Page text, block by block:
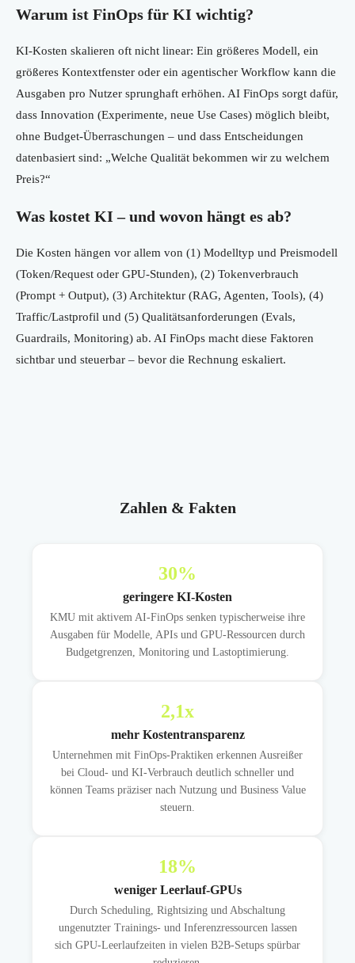
Warum ist FinOps für KI wichtig?
KI-Kosten skalieren oft nicht linear: Ein größeres Modell, ein
größeres Kontextfenster oder ein agentischer Workflow kann die
Ausgaben pro Nutzer sprunghaft erhöhen. AI FinOps sorgt dafür,
dass Innovation (Experimente, neue Use Cases) möglich bleibt,
ohne Budget-Überraschungen – und dass Entscheidungen
datenbasiert sind: „Welche Qualität bekommen wir zu welchem
Preis?“
Was kostet KI – und wovon hängt es ab?
Die Kosten hängen vor allem von (1) Modelltyp und Preismodell
(Token/Request oder GPU-Stunden), (2) Tokenverbrauch
(Prompt + Output), (3) Architektur (RAG, Agenten, Tools), (4)
Traffic/Lastprofil und (5) Qualitätsanforderungen (Evals,
Guardrails, Monitoring) ab. AI FinOps macht diese Faktoren
sichtbar und steuerbar – bevor die Rechnung eskaliert.
Zahlen & Fakten
30%
geringere KI-Kosten
KMU mit aktivem AI-FinOps senken typischerweise ihre
Ausgaben für Modelle, APIs und GPU-Ressourcen durch
Budgetgrenzen, Monitoring und Lastoptimierung.
2,1x
mehr Kostentransparenz
Unternehmen mit FinOps-Praktiken erkennen Ausreißer
bei Cloud- und KI-Verbrauch deutlich schneller und
können Teams präziser nach Nutzung und Business Value
steuern.
18%
weniger Leerlauf-GPUs
Durch Scheduling, Rightsizing und Abschaltung
ungenutzter Trainings- und Inferenzressourcen lassen
sich GPU-Leerlaufzeiten in vielen B2B-Setups spürbar